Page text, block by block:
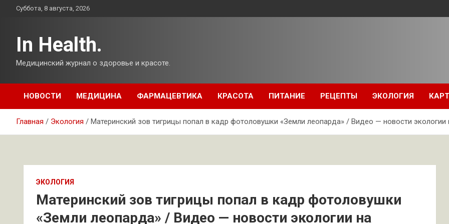
ПерейтиСуббота, 8 августа, 2026
In Health.
Медицинский журнал о здоровье и красоте.
НОВОСТИ МЕДИЦИНА ФАРМАЦЕВТИКА КРАСОТА ПИТАНИЕ РЕЦЕПТЫ ЭКОЛОГИЯ
Главная Экология Материнский зов тигрицы попал в кадр фотоловушки «Земли леопарда» / Видео — новости экологии
ЭКОЛОГИЯ
Материнский зов тигрицы попал в кадр фотоловушки
«Земли леопарда» / Видео — новости экологии на